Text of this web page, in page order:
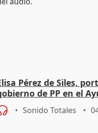
Pérez de Siles,
de PP en el
Málaga, deja la
Sonido Totales